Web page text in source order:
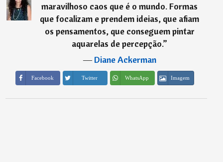
maravilhoso caos que é o mundo. Formas
que focalizam e prendem ideias, que afiam
os pensamentos, que conseguem pintar
aquarelas de percepção.”
―Diane Ackerman
Facebook Twitter WhatsApp Imagem